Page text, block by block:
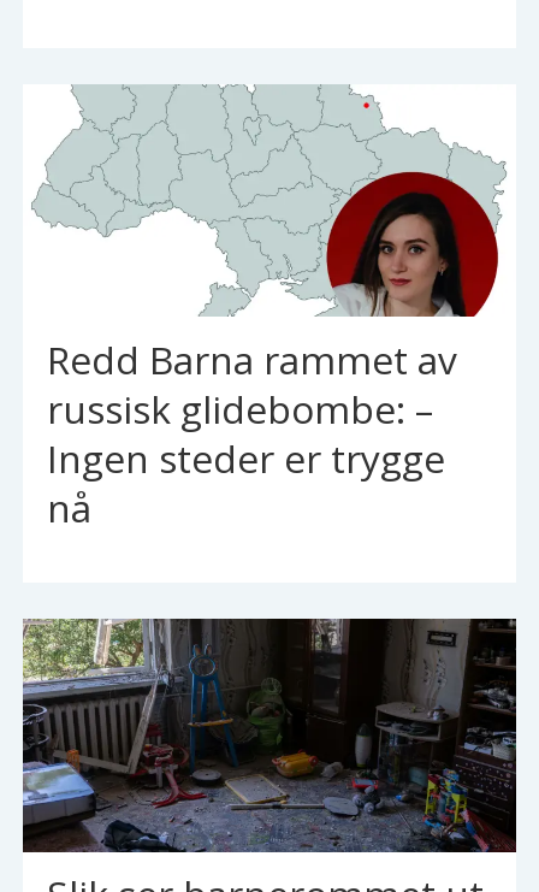
Redd Barna rammet av
russisk glidebombe: –
Ingen steder er trygge
nå